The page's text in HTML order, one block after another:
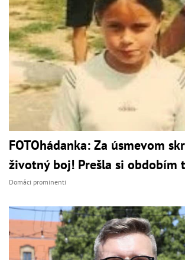
FOTOhádanka: Za úsmevom
životný boj! Prešla si obdobím
Domáci prominenti